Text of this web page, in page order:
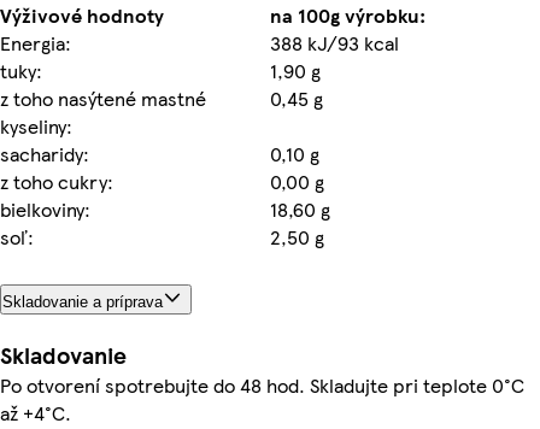
Výživové hodnoty
na 100g výrobku:
Energia:
388 kJ/93 kcal
tuky:
1,90 g
z toho nasýtené mastné
kyseliny:
0,45 g
sacharidy:
0,10 g
z toho cukry:
0,00 g
bielkoviny:
18,60 g
soľ:
2,50 g
Skladovanie a príprava
Skladovanie
Po otvorení spotrebujte do 48 hod. Skladujte pri teplote 0°C
až +4°C.